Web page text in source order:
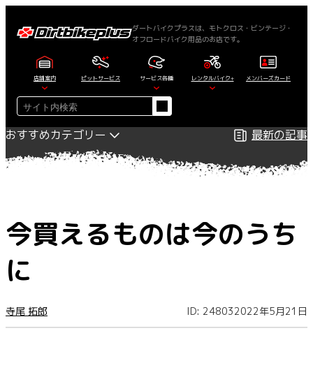
ダートバイクプラスは、モトクロス・ビンテージ・
オフロードバイク用品のお店です。
店舗案内 ピットサービス サービス各種 レンタルバイク+ メンバーズカード
検
索
おすすめカテゴリー
最新の記事
今買えるものは今のうち
に
寺尾 拓郎 ID: 248032022年5月21日